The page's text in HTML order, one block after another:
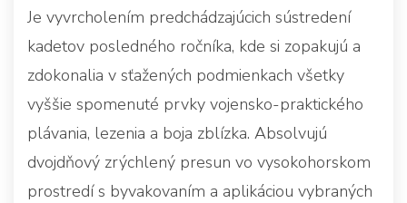
Je vyvrcholením predchádzajúcich sústredení
kadetov posledného ročníka, kde si zopakujú a
zdokonalia v sťažených podmienkach všetky
vyššie spomenuté prvky vojensko-praktického
plávania, lezenia a boja zblízka. Absolvujú
dvojdňový zrýchlený presun vo vysokohorskom
prostredí s byvakovaním a aplikáciou vybraných